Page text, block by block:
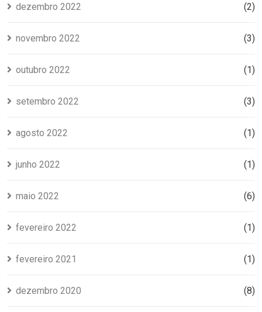
dezembro 2022 (2)
novembro 2022 (3)
outubro 2022 (1)
setembro 2022 (3)
agosto 2022 (1)
junho 2022 (1)
maio 2022 (6)
fevereiro 2022 (1)
fevereiro 2021 (1)
dezembro 2020 (8)